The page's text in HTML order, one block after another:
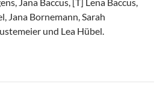
Jana Baccus, [T] Lena Baccus,
Jana Bornemann, Sarah
und Lea Hübel.